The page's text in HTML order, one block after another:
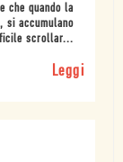
che quando la
si accumulano
scrollar...
Leggi